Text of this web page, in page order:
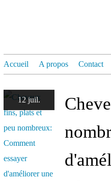
Accueil A propos Contact
12 juil.